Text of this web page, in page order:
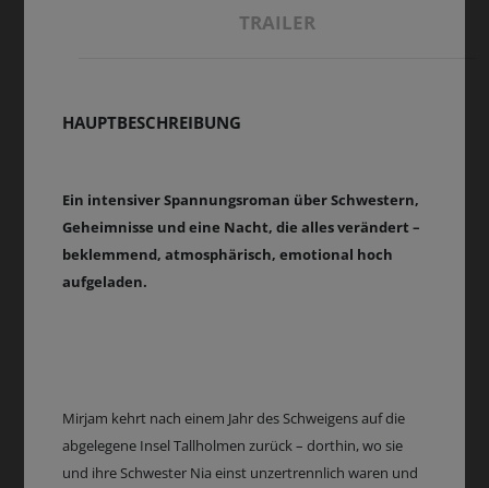
TRAILER
HAUPTBESCHREIBUNG
Ein intensiver Spannungsroman über Schwestern,
Geheimnisse und eine Nacht, die alles verändert –
beklemmend, atmosphärisch, emotional hoch
aufgeladen.
Mirjam kehrt nach einem Jahr des Schweigens auf die
abgelegene Insel Tallholmen zurück – dorthin, wo sie
und ihre Schwester Nia einst unzertrennlich waren und